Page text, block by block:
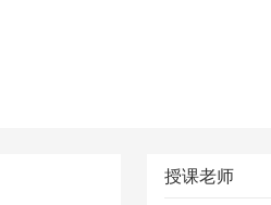
授课老师